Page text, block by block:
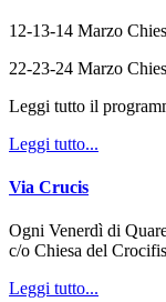
12-13-14 Marzo
22-23-24 Marzo
Leggi tutto il
Leggi tutto...
Via Crucis
Ogni Venerdì di
c/o Chiesa del
Leggi tutto...